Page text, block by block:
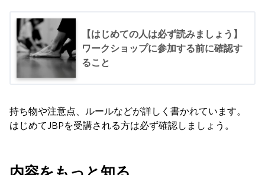
【はじめての人は必ず読みましょう】
ワークショップに参加する前に確認す
ること
持ち物や注意点、ルールなどが詳しく書かれています。
はじめてJBPを受講される方は必ず確認しましょう。